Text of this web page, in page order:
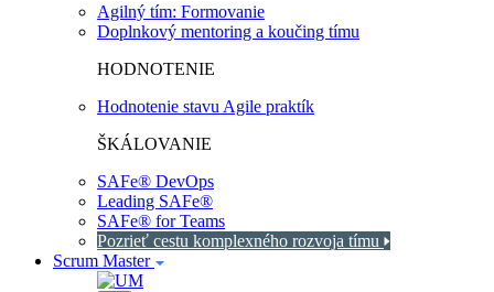
Agilný tím: Formovanie
Doplnkový mentoring a koučing tímu
HODNOTENIE
Hodnotenie stavu Agile praktík
ŠKÁLOVANIE
SAFe® DevOps
Leading SAFe®
SAFe® for Teams
Pozrieť cestu komplexného rozvoja tímu
Scrum Master